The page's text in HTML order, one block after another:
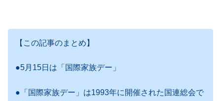
【この記事のまとめ】
●5月15日は「国際家族デー」
●「国際家族デー」は1993年に開催された国連総会で